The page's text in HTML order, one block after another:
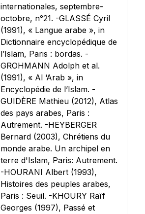
internationales, septembre-
octobre, n°21. -GLASSÉ Cyril
(1991), « Langue arabe », in
Dictionnaire encyclopédique de
l’Islam, Paris : bordas. -
GROHMANN Adolph et al.
(1991), « Al ‘Arab », in
Encyclopédie de l’Islam. -
GUIDÈRE Mathieu (2012), Atlas
des pays arabes, Paris :
Autrement. -HEYBERGER
Bernard (2003), Chrétiens du
monde arabe. Un archipel en
terre d'Islam, Paris: Autrement.
-HOURANI Albert (1993),
Histoires des peuples arabes,
Paris : Seuil. -KHOURY Raïf
Georges (1997), Passé et